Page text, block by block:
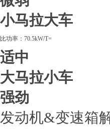
小马拉大车
比功率：70.5kW/T=
适中
大马拉小车
强劲
发动机&变速箱